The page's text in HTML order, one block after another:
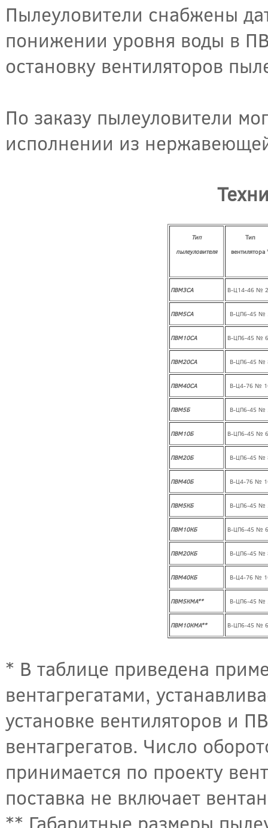
Пылеуловители снабжены
понижении уровня воды в
остановку вентиляторов
По заказу пылеуловители
исполнении из
Тип
пылеуловителя
Тип
вентилятора
ПВМ3СА В-Ц14-46 № 2
ПВМ5СА В-ЦП6-45 №
ПВМ10СА В-ЦП6-45 № 6
ПВМ20СА В-ЦП6-45 №
ПВМ40СА В-Ц4-76 №
ПВМ5Б В-ЦП6-45 №
ПВМ10Б В-ЦП6-45 № 6
ПВМ20Б В-ЦП6-45 №
ПВМ40Б В-Ц4-76 №
ПВМ5КБ В-ЦП6-45 №
ПВМ10КБ В-ЦП6-45 № 6
ПВМ20КБ В-ЦП6-45 №
ПВМ40КБ В-Ц4-76 №
ПВМ5КМА** В-ЦП6-45 №
ПВМ10КМА** В-ЦП6-45 № 6
* В таблице приведена
вентагрегатами,
установке вентиляторов и
вентагрегатов. Число
принимается по проекту
поставка не включает
** Габаритные размеры